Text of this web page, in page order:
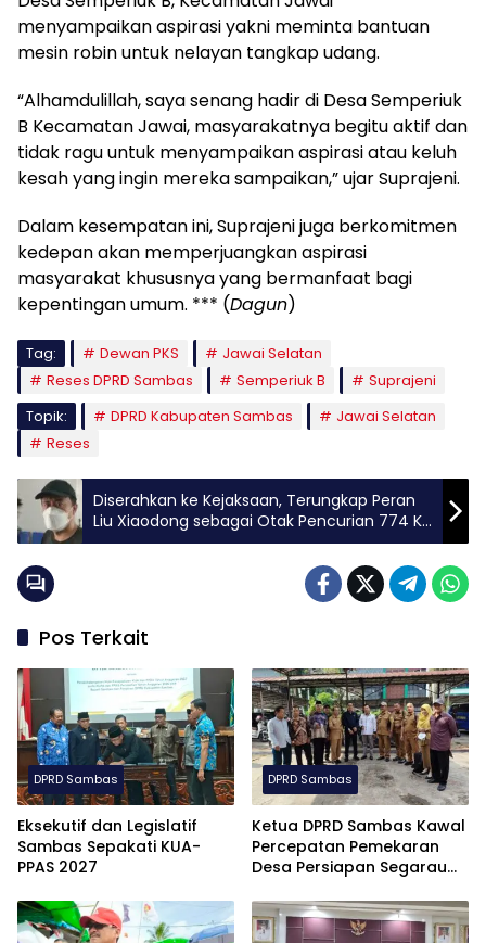
menyampaikan aspirasi yakni meminta bantuan
mesin robin untuk nelayan tangkap udang.
“Alhamdulillah, saya senang hadir di Desa Semperiuk
B Kecamatan Jawai, masyarakatnya begitu aktif dan
tidak ragu untuk menyampaikan aspirasi atau keluh
kesah yang ingin mereka sampaikan,” ujar Suprajeni.
Dalam kesempatan ini, Suprajeni juga berkomitmen
kedepan akan memperjuangkan aspirasi
masyarakat khususnya yang bermanfaat bagi
kepentingan umum. *** (Dagun)
Tag: Dewan PKS
Jawai Selatan
Reses DPRD Sambas
Semperiuk B
Suprajeni
Topik:
DPRD Kabupaten Sambas
Jawai Selatan
Reses
Diserahkan ke Kejaksaan, Terungkap Peran
Liu Xiaodong sebagai Otak Pencurian 774 Kg
Emas di Ketapang
Pos Terkait
DPRD Sambas
Eksekutif dan Legislatif
Sambas Sepakati KUA-
PPAS 2027
DPRD Sambas
Ketua DPRD Sambas Kawal
Percepatan Pemekaran
Desa Persiapan Segarau